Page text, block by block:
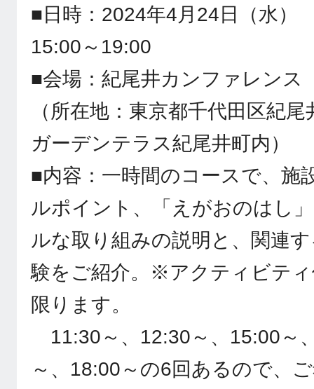
■日時：2024年4月24日（水
15:00～19:00
■会場：紀尾井カンファレンス
（所在地：東京都千代田区紀
ガーデンテラス紀尾井町内）
■内容：一時間のコースで、施
ルポイント、「えがおのはし
ルな取り組みの説明と、関連
験をご紹介。※アクティビテ
限ります。
11:30～、12:30～、15:00～
～、18:00～の6回あるので、